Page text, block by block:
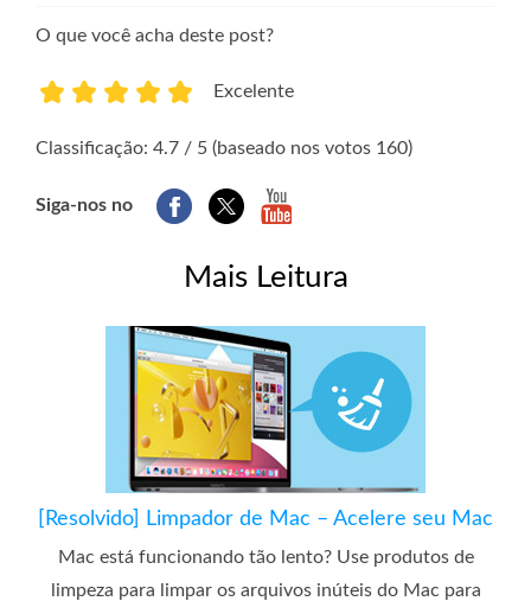
O que você acha deste post?
Excelente
Classificação: 4.7 / 5 (baseado nos votos 160)
Siga-nos no
Mais Leitura
[Resolvido] Limpador de Mac – Acelere seu Mac
Mac está funcionando tão lento? Use produtos de
limpeza para limpar os arquivos inúteis do Mac para